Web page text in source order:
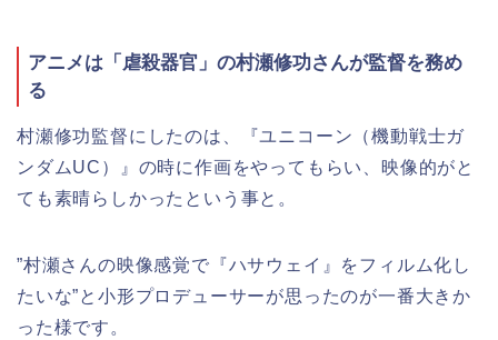
アニメは「虐殺器官」の村瀬修功さんが監督を務め
る
村瀬修功監督にしたのは、『ユニコーン（機動戦士ガ
ンダムUC）』の時に作画をやってもらい、映像的がと
ても素晴らしかったという事と。
”村瀬さんの映像感覚で『ハサウェイ』をフィルム化し
たいな”と小形プロデューサーが思ったのが一番大きか
った様です。